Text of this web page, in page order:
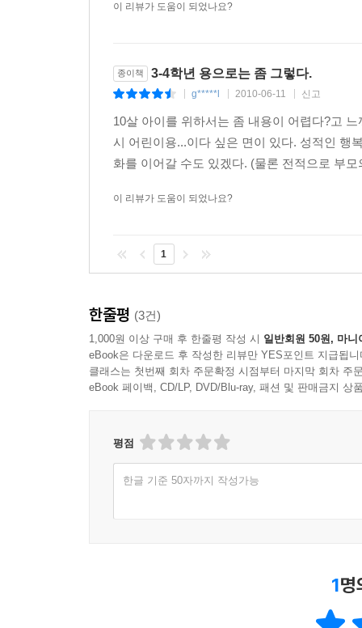
이 리뷰가 도움이 되었나요?
종이책 3-4학년 용으로는 좀 그렇다.
g*****l 2010-06-11 신고
10살 아이를 위하서는 좀 내용이 어렵다?고
시 어린이용...이다 싶은 면이 있다. 성적인 행
화를 이어갈 수도 있겠다. (물론 전적으로 부
이 리뷰가 도움이 되었나요?
1
한줄평 (3건)
1,000원 이상 구매 후 한줄평 작성 시 일반회원 50원, 마니
eBook은 다운로드 후 작성한 리뷰만 YES포인트 지급됩니
클래스는 첫번째 회차 주문확정 시점부터 마지막 회차 주
eBook 페이백, CD/LP, DVD/Blu-ray, 패션 및 판매금지 상
평점
한글 기준 50자까지 작성가능
1명